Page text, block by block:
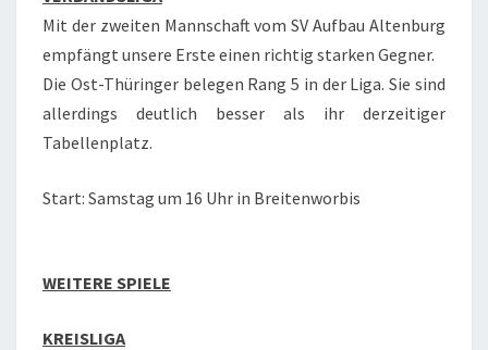
Mit der zweiten Mannschaft vom SV Aufbau Altenburg
empfängt unsere Erste einen richtig starken Gegner.
Die Ost-Thüringer belegen Rang 5 in der Liga. Sie sind
allerdings deutlich besser als ihr derzeitiger
Tabellenplatz.
Start: Samstag um 16 Uhr in Breitenworbis
WEITERE SPIELE
KREISLIGA